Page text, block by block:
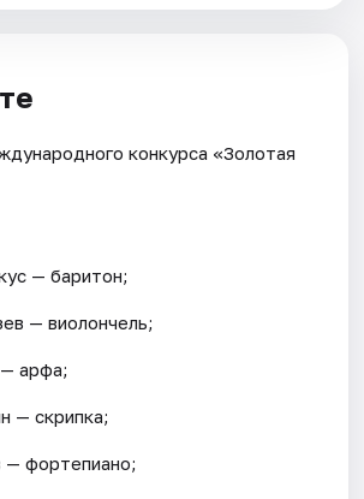
конкурса «Золотая
— баритон;
— виолончель;
арфа;
— скрипка;
— фортепиано;